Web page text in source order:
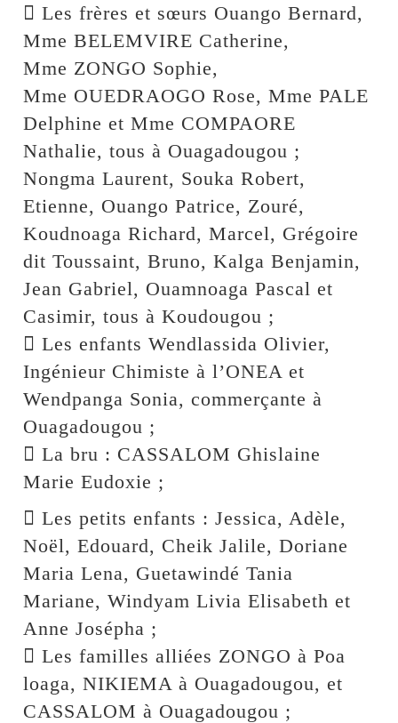
 Les frères et sœurs Ouango Bernard,
Mme BELEMVIRE Catherine,
Mme ZONGO Sophie,
Mme OUEDRAOGO Rose, Mme PALE
Delphine et Mme COMPAORE
Nathalie, tous à Ouagadougou ;
Nongma Laurent, Souka Robert,
Etienne, Ouango Patrice, Zouré,
Koudnoaga Richard, Marcel, Grégoire
dit Toussaint, Bruno, Kalga Benjamin,
Jean Gabriel, Ouamnoaga Pascal et
Casimir, tous à Koudougou ;
 Les enfants Wendlassida Olivier,
Ingénieur Chimiste à l’ONEA et
Wendpanga Sonia, commerçante à
Ouagadougou ;
 La bru : CASSALOM Ghislaine
Marie Eudoxie ;
 Les petits enfants : Jessica, Adèle,
Noël, Edouard, Cheik Jalile, Doriane
Maria Lena, Guetawindé Tania
Mariane, Windyam Livia Elisabeth et
Anne Josépha ;
 Les familles alliées ZONGO à Poa
loaga, NIKIEMA à Ouagadougou, et
CASSALOM à Ouagadougou ;